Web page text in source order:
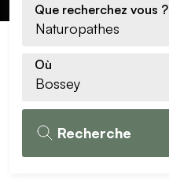
Que recherchez vous ?
Où
Recherche